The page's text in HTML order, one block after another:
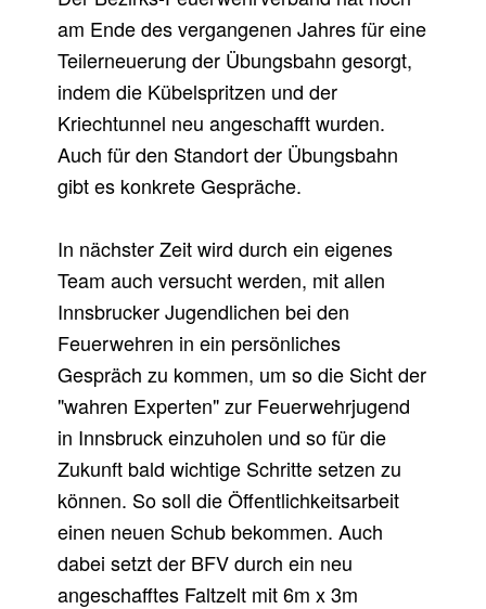
T
am Ende des vergangenen Jahres für eine
Teilerneuerung der Übungsbahn gesorgt,
indem die Kübelspritzen und der
Kriechtunnel neu angeschafft wurden.
Auch für den Standort der Übungsbahn
gibt es konkrete Gespräche.
In nächster Zeit wird durch ein eigenes
Team auch versucht werden, mit allen
Innsbrucker Jugendlichen bei den
Feuerwehren in ein persönliches
Gespräch zu kommen, um so die Sicht der
"wahren Experten" zur Feuerwehrjugend
in Innsbruck einzuholen und so für die
Zukunft bald wichtige Schritte setzen zu
können. So soll die Öffentlichkeitsarbeit
einen neuen Schub bekommen. Auch
dabei setzt der BFV durch ein neu
angeschafftes Faltzelt mit 6m x 3m